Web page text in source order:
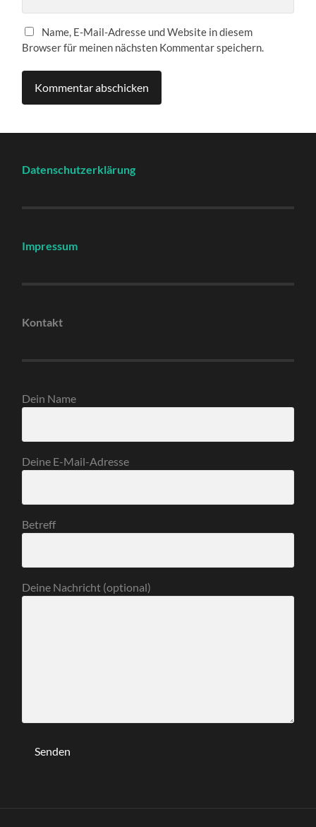
Name, E-Mail-Adresse und Website in diesem
Browser für meinen nächsten Kommentar speichern.
Datenschutzerklärung
Impressum
Kontakt
Dein Name
Deine E-Mail-Adresse
Betreff
Deine Nachricht (optional)